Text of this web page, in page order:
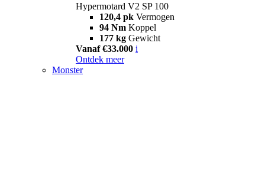
Hypermotard V2 SP 100
120,4 pk Vermogen
94 Nm Koppel
177 kg Gewicht
Vanaf €33.000 i
Ontdek meer
Monster